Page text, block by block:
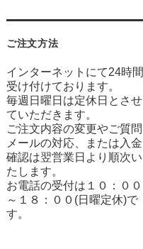
ご注文方法
インターネットにて24時間
受け付けております。
毎週日曜日は定休日とさせ
ていただきます。
ご注文内容の変更やご質問
メールの対応、または入金
確認は翌営業日より順次い
たします。
お電話の受付は１０：００
～１８：００(日曜定休)で
す。